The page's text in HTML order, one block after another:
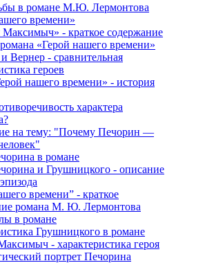
в романе М.Ю. Лермонтова
времени»
- краткое содержание
«Герой нашего времени»
Вернер - сравнительная
героев
нашего времени» - история
характера
на тему: "Почему Печорин —
в романе
и Грушницкого - описание
времени” - краткое
романа М. Ю. Лермонтова
в романе
Грушницкого в романе
- характеристика героя
портрет Печорина